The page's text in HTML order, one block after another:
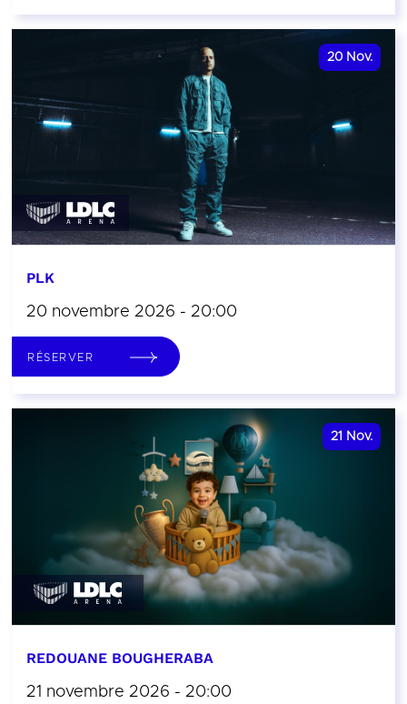
20 Nov.
PLK
20 novembre 2026 - 20:00
RÉSERVER
21 Nov.
REDOUANE BOUGHERABA
21 novembre 2026 - 20:00